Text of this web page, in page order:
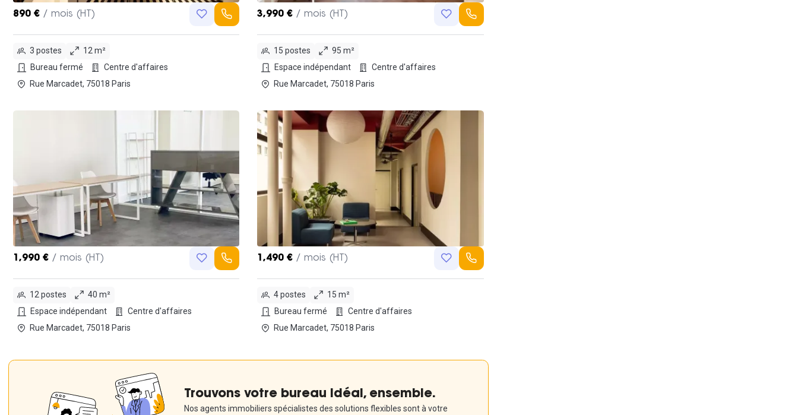
890 € / mois (HT)
3 postes
12 m²
Bureau fermé
Centre d'affaires
Rue Marcadet, 75018 Paris
3,990 € / mois (HT)
15 postes
95 m²
Espace indépendant
Centre d'affaires
Rue Marcadet, 75018 Paris
1,990 € / mois (HT)
12 postes
40 m²
Espace indépendant
Centre d'affaires
Rue Marcadet, 75018 Paris
1,490 € / mois (HT)
4 postes
15 m²
Bureau fermé
Centre d'affaires
Rue Marcadet, 75018 Paris
Trouvons votre bureau idéal, ensemble.
Nos agents immobiliers spécialistes des solutions flexibles sont à votre